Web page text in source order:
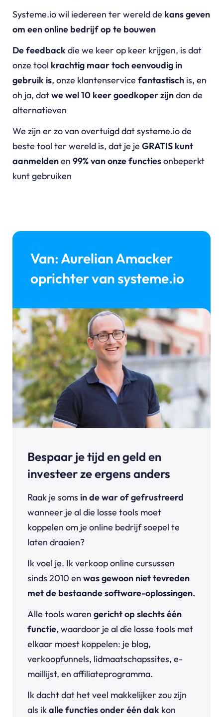
Systeme.io wil iedereen ter wereld de kans geven
om een online bedrijf op te bouwen
De feedbackdie we keer op keer krijgen, is dat
onze tool krachtig maar toch eenvoudig in
gebruik is, onze klantenservice fantastisch is, en
oh ja, datwe wel 10 keer goedkoper zijndan de
alternatieven
We zijn er zo van overtuigd datsysteme.iode
beste tool ter wereld is, dat je je GRATIS kunt
aanmeldenen 99% van onze functiesonbeperkt
kunt gebruiken
Van: Aurelian Amacker
oprichter van systeme.io
Bespaar je tijd en geld en
investeer ze ergens anders
Raak je soms in de war ofgefrustreerd
wanneer je al die losse tools moet
koppelen om je online bedrijf soepel te
laten draaien?
Ik voel je. Ik verkoop online cursussen
sinds 2010 en was gewoon niet tevreden
met de bestaande software-oplossingen.
Alle tools waren gericht op slechts één
functie, waardoor je al die losse tools met
elkaar moest koppelen: je blog,
verkoopfunnels, lidmaatschapssites, e-
maillijst, en affiliateprogramma.
Ik dacht dat het veel makkelijker zou zijn
als ikalle functies onder één dak kon